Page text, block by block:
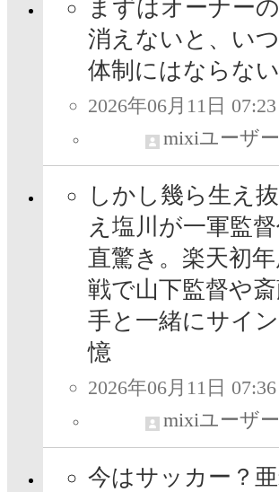
まずはオーナー
消えないと、い
体制にはならな
2026年06月11日 07:23
mixiユーザー
しかし幾ら生え
え塩川が一軍監
直驚き。楽天初
戦で山下監督や
手と一緒にサイ
憶
2026年06月11日 07:36
mixiユーザー
今はサッカー？